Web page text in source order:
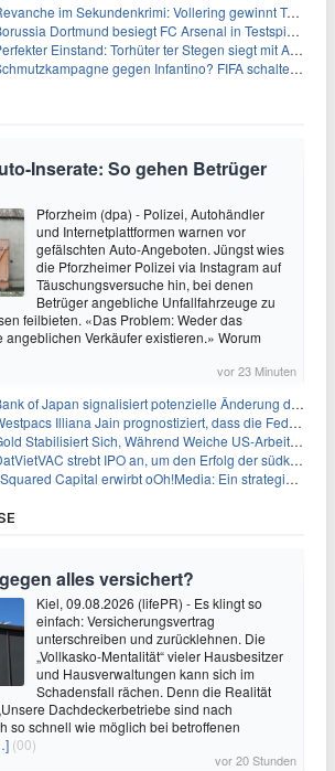
im Sekundenkrimi: Vollering gewinnt Tour
Dortmund besiegt FC Arsenal in Testspiel mit 3:2
Einstand: Torhüter ter Stegen siegt mit Ajax
gegen Infantino? FIFA schaltet auf Angriff
Inserate: So gehen Betrüger
Pforzheim (dpa) - Polizei, Autohändler
und Internetplattformen warnen vor
gefälschten Auto-Angeboten. Jüngst wies
die Pforzheimer Polizei via Instagram auf
Täuschungsversuche hin, bei denen
Betrüger angebliche Unfallfahrzeuge zu
feilbieten. «Das Problem: Weder das
angeblichen Verkäufer existieren.» Worum
vor 23 Minuten
of Japan signalisiert potenzielle Änderung der Zinspolitik angesichts von Inflationsbedenken
Illiana Jain prognostiziert, dass die Fed die Zinssätze nach dem Arbeitsmarktbericht stabil halten wird
Stabilisiert Sich, Während Weiche US-Arbeitsmarktdaten Zinsängste Lindern
strebt IPO an, um den Erfolg der südkoreanischen Unterhaltungsindustrie nachzuahmen
Capital erwirbt oOh!Media: Ein strategischer Schritt in der Außenwerbung
alles versichert?
Kiel, 09.08.2026 (lifePR) - Es klingt so
einfach: Versicherungsvertrag
unterschreiben und zurücklehnen. Die
„Vollkasko-Mentalität“ vieler Hausbesitzer
und Hausverwaltungen kann sich im
Schadensfall rächen. Denn die Realität
Dachdeckerbetriebe sind nach
so schnell wie möglich bei betroffenen
(00)
vor 20 Stunden